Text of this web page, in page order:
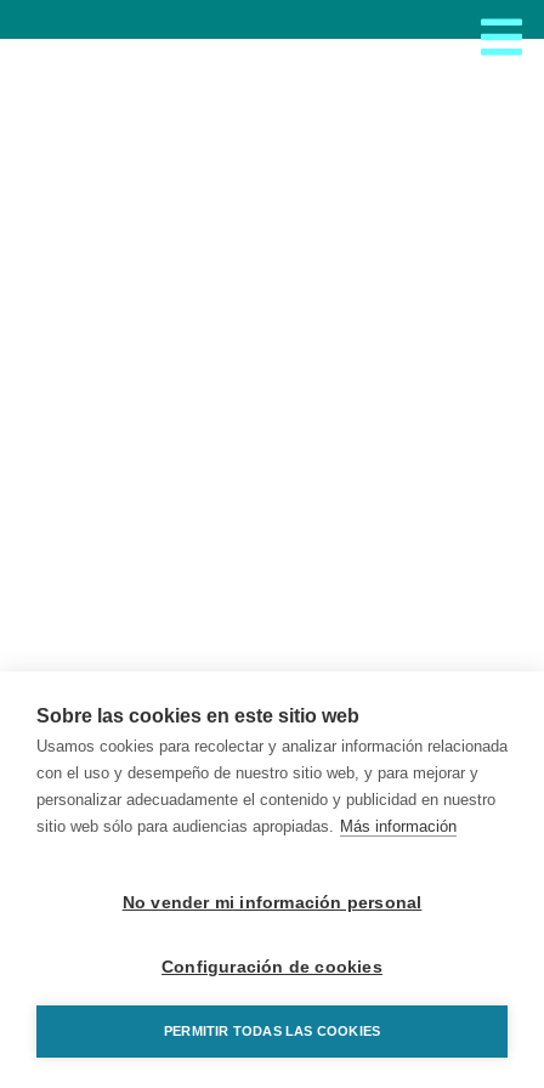
Sobre las cookies en este sitio web
Usamos cookies para recolectar y analizar información relacionada
con el uso y desempeño de nuestro sitio web, y para mejorar y
personalizar adecuadamente el contenido y publicidad en nuestro
sitio web sólo para audiencias apropiadas. Más información
No vender mi información personal
Configuración de cookies
PERMITIR TODAS LAS COOKIES